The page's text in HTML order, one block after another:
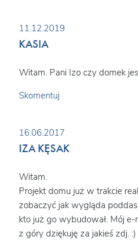
11.12.2019
KASIA
Witam. Pani Izo czy domek
Skomentuj
16.06.2017
IZA KĘSAK
Witam.
Projekt domu już w trakcie
zobaczyć jak wygląda
kto już go wybudował. Mój
z góry dziękuję za jakieś zdj.